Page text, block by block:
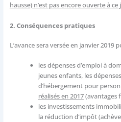
hausse) n’est pas encore ouverte à ce
2. Conséquences pratiques
L’avance sera versée en janvier 2019
les dépenses d’emploi à
jeunes enfants, les
d’hébergement pour
réalisés en 2017(avantages
les investissements
la réduction d’impôt